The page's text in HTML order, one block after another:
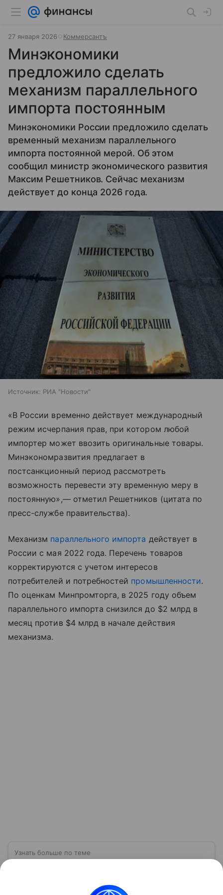
27 января 2026 Коммерсантъ
Минэкономики
предложило сделать
механизм параллельного
импорта постоянным
Минэкономики России предложило сделать
временный механизм параллельного
импорта постоянной мерой. Об этом
сообщил министр экономического развития
Максим Решетников. Сейчас механизм
действует до конца 2026 года.
Источник: РИА "Новости"
«В России временно действует международный
режим исчерпания прав, при котором любой
импортер может ввозить оригинальные товары.
Минэкономразвития предлагает в
постсанкционный период рассмотреть
возможность перевести эту временную меру в
постоянную»,— отметил Решетников (цитата по
пресс-службе правительства).
Механизм параллельного импорта действует в
России с мая 2022 года. Перечень товаров
корректируются с учетом интересов
потребителей и потребностей промышленности.
По оценкам Минпромторга, в 2025 году объем
параллельного импорта снизился до $2 млрд в
месяц против $4 млрд в начале действия
механизма.
Узнать больше по теме
Вместе с экспертом разберем принцип работы